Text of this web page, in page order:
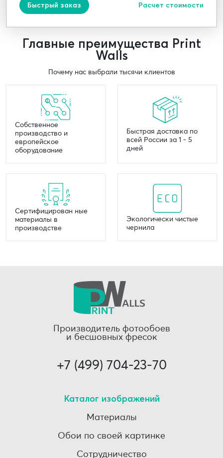
Быстрый заказ Расчет стоимости
Главные преимущества Print
Walls
Почему нас выбрали тысячи клиентов
Собственное
производство и
европейское
оборудование
Быстрая доставка по
всей России за 1 - 5
дней
Сертифицирован ные
материалы в
производстве
Экологически чистые
чернила
Производитель фотообоев
и бесшовных фресок
+7 (499) 704-23-70
Каталог изображений
Материалы
Обои по своей картинке
Сотрудничество